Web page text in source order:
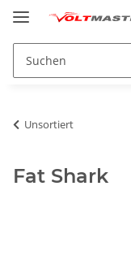
Unsortiert
Fat Shark